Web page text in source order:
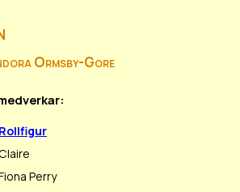
Ormsby-Gore
Rollfigur
Perry